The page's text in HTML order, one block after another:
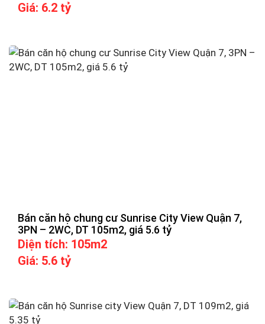
Giá: 6.2 tỷ
Bán căn hộ chung cư Sunrise City View Quận 7,
3PN – 2WC, DT 105m2, giá 5.6 tỷ
Diện tích: 105m2
Giá: 5.6 tỷ